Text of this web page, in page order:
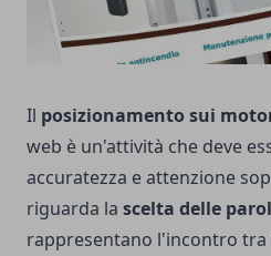
Il posizionamento sui
web è un'attività che deve
accuratezza e attenzione
riguarda la scelta delle
rappresentano l'incontro tra